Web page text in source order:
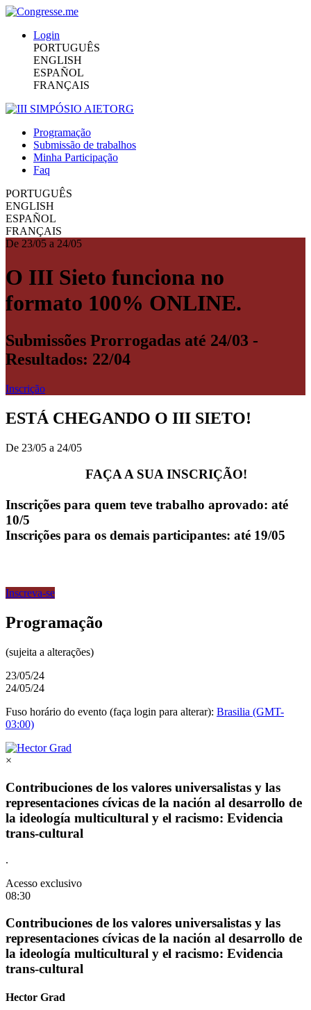
Login
PORTUGUÊS
ENGLISH
ESPAÑOL
FRANÇAIS
Programação
Submissão de trabalhos
Minha Participação
Faq
PORTUGUÊS
ENGLISH
ESPAÑOL
FRANÇAIS
De 23/05 a 24/05
O III Sieto funciona no
formato 100% ONLINE.
Submissões Prorrogadas até 24/03 -
Resultados: 22/04
Inscrição
ESTÁ CHEGANDO O III SIETO!
De 23/05 a 24/05
FAÇA A SUA INSCRIÇÃO!
Inscrições para quem teve trabalho aprovado: até
10/5
Inscrições para os demais participantes: até 19/05
Inscreva-se
Programação
(sujeita a alterações)
23/05/24
24/05/24
Fuso horário do evento (faça login para alterar): Brasilia (GMT-
03:00)
×
Contribuciones de los valores universalistas y las
representaciones cívicas de la nación al desarrollo de
la ideología multicultural y el racismo: Evidencia
trans-cultural
.
Acesso exclusivo
08:30
Contribuciones de los valores universalistas y las
representaciones cívicas de la nación al desarrollo de
la ideología multicultural y el racismo: Evidencia
trans-cultural
Hector Grad